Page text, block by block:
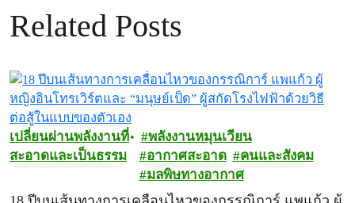
Related Posts
เปลี่ยนผ่านพลังงานที่
สะอาดและเป็นธรรม
พลังงานหมุนเวียน
อากาศสะอาด
คนและสังคม
มลพิษทางอากาศ